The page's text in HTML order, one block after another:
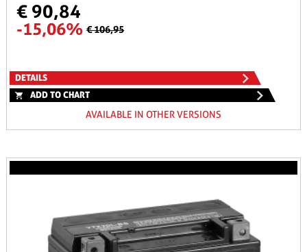
€ 90,84
-15,06% € 106,95
DETAILS
ADD TO CHART
AVAILABLE IN OTHER VERSIONS